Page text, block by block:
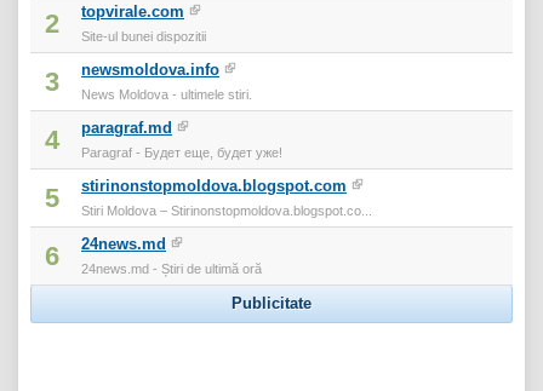
2 topvirale.com
Site-ul bunei dispozitii
3 newsmoldova.info
News Moldova - ultimele stiri.
4 paragraf.md
Paragraf - Будет еще, будет уже!
5 stirinonstopmoldova.blogspot.com
Stiri Moldova – Stirinonstopmoldova.blogspot.co...
6 24news.md
24news.md - Știri de ultimă oră
Publicitate